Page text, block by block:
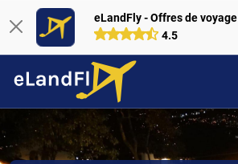
eLandFly - Offres de voyage
4.5